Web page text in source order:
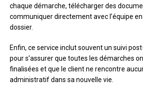
chaque démarche, télécharger des
communiquer directement avec l’équipe
dossier.
Enfin, ce service inclut souvent un suivi
pour s’assurer que toutes les démarches
finalisées et que le client ne rencontre
administratif dans sa nouvelle vie.